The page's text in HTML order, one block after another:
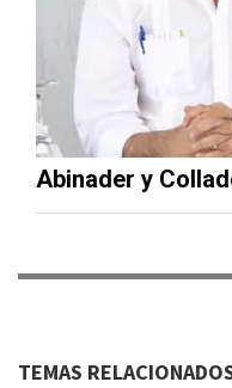
Abinader y
TEMAS